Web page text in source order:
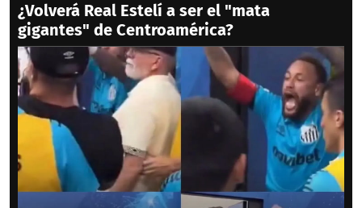
¿Volverá Real Estelí a ser el "mata
gigantes" de Centroamérica?